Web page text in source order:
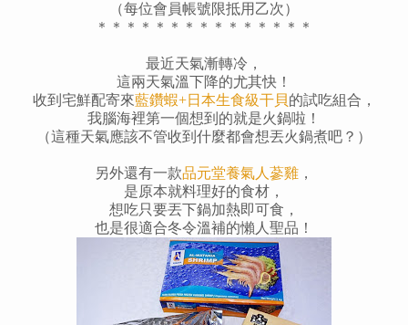
（每位會員帳號限抵用乙次）
＊＊＊＊＊＊＊＊＊＊＊＊＊＊＊
最近天氣漸轉冷，
這兩天氣溫下降的尤其快！
收到宅鮮配寄來藍鑽蝦+日本生食級干貝的試吃組合，
我腦海裡第一個想到的就是火鍋啦！
（這種天氣應該不管收到什麼都會想丟火鍋煮吧？）
另外還有一款品元堂養氣人蔘雞 ，
是原本就料理好的食材，
想吃只要丟下鍋加熱即可食，
也是很適合冬令溫補的懶人聖品！